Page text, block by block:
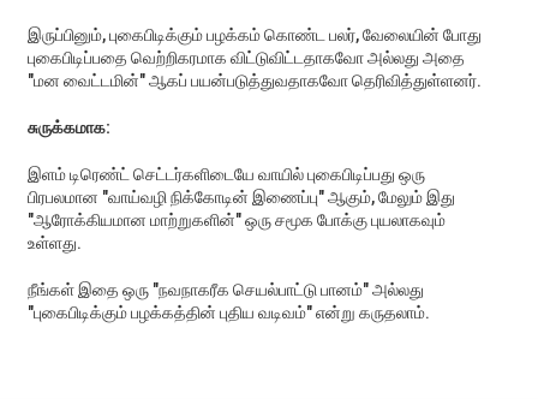
இருப்பினும், புகைபிடிக்கும் பழக்கம் கொண்ட பலர், வேலையின் போது
புகைபிடிப்பதை வெற்றிகரமாக விட்டுவிட்டதாகவோ அல்லது அதை
"மன வைட்டமின்" ஆகப் பயன்படுத்துவதாகவோ தெரிவித்துள்ளனர்.
சுருக்கமாக:
இளம் டிரெண்ட் செட்டர்களிடையே வாயில் புகைபிடிப்பது ஒரு
பிரபலமான "வாய்வழி நிக்கோடின் இணைப்பு" ஆகும், மேலும் இது
"ஆரோக்கியமான மாற்றுகளின்" ஒரு சமூக போக்கு புயலாகவும்
உள்ளது.
நீங்கள் இதை ஒரு "நவநாகரீக செயல்பாட்டு பானம்" அல்லது
"புகைபிடிக்கும் பழக்கத்தின் புதிய வடிவம்" என்று கருதலாம்.